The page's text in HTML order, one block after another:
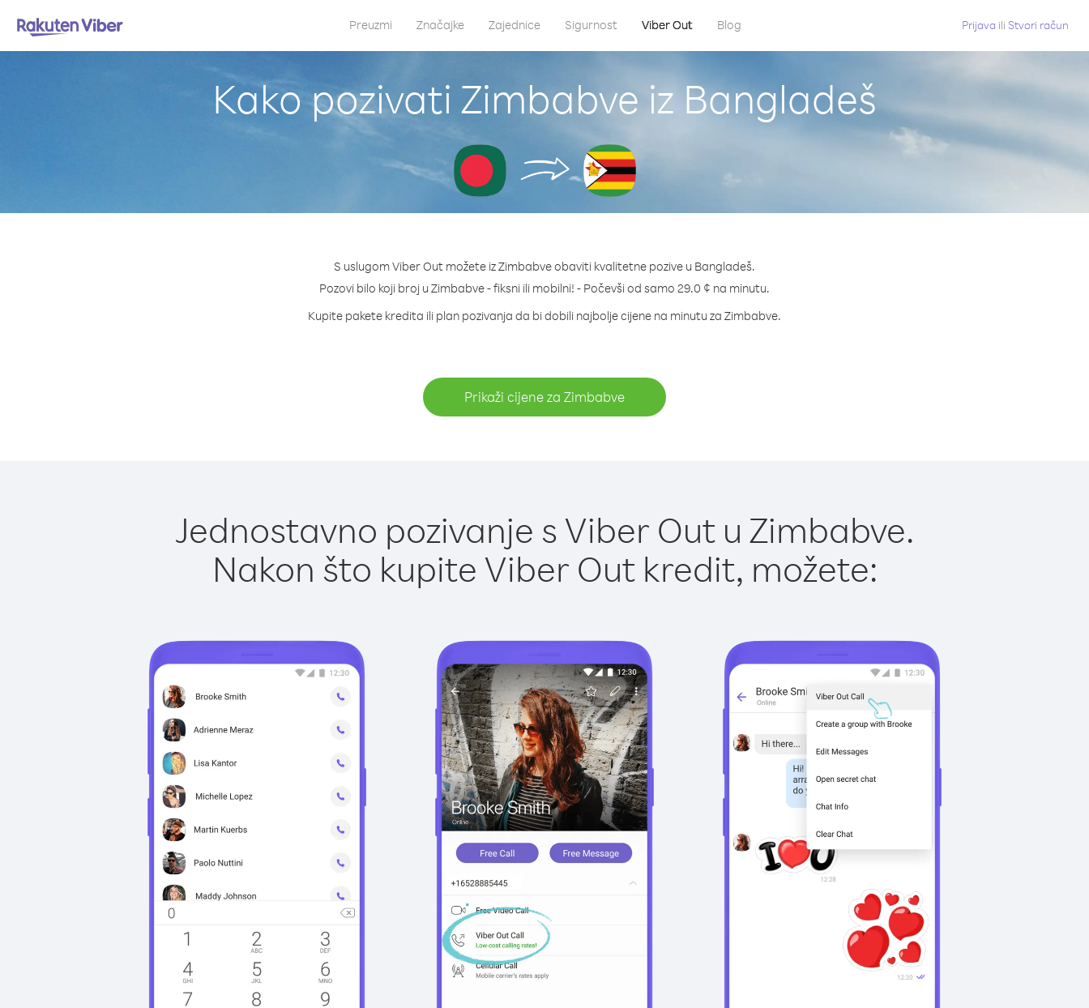
Preuzmi Značajke Zajednice Sigurnost Viber Out Blog Prijava ili Stvori račun
Kako pozivati Zimbabve iz Bangladeš
S uslugom Viber Out možete iz Zimbabve obaviti kvalitetne pozive u Bangladeš.
Pozovi bilo koji broj u Zimbabve - fiksni ili mobilni! - Počevši od samo 29.0 ¢ na minutu.
Kupite pakete kredita ili plan pozivanja da bi dobili najbolje cijene na minutu za Zimbabve.
Prikaži cijene za Zimbabve
Jednostavno pozivanje s Viber Out u Zimbabve.
Nakon što kupite Viber Out kredit, možete: